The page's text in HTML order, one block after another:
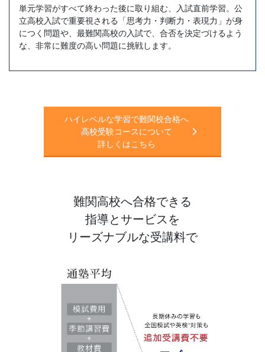
単元学習がすべて終わった後に取り組む、入試直前学習。公
立高校入試で重要視される「思考力・判断力・表現力」が身
につく問題や、最難関高校の入試で、合否を決定づけるよう
な、非常に難度の高い問題に挑戦します。
ハイレベルな学習で難関校合格へ
高校受験コースについて
詳しくはこちら
難関高校へ合格できる
指導とサービスを
リーズナブルな受講料で